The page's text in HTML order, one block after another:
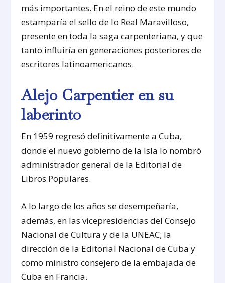
más importantes. En el reino de este mundo
estamparía el sello de lo Real Maravilloso,
presente en toda la saga carpenteriana, y que
tanto influiría en generaciones posteriores de
escritores latinoamericanos.
Alejo Carpentier en su
laberinto
En 1959 regresó definitivamente a Cuba,
donde el nuevo gobierno de la Isla lo nombró
administrador general de la Editorial de
Libros Populares.
A lo largo de los años se desempeñaría,
además, en las vicepresidencias del Consejo
Nacional de Cultura y de la UNEAC; la
dirección de la Editorial Nacional de Cuba y
como ministro consejero de la embajada de
Cuba en Francia.